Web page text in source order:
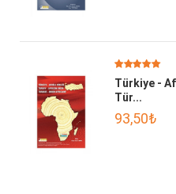
Türkiye -
Tür...
93,50₺